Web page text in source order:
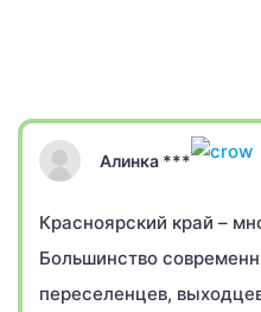
Алинка ***
Красноярский край –
Большинство
переселенцев,